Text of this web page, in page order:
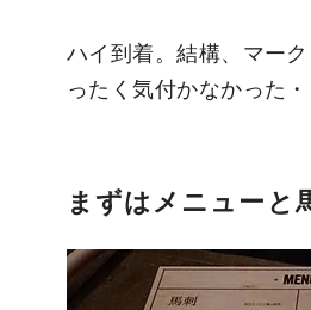
ハイ到着。結構、マー
ったく気付かなかった
まずはメニューと